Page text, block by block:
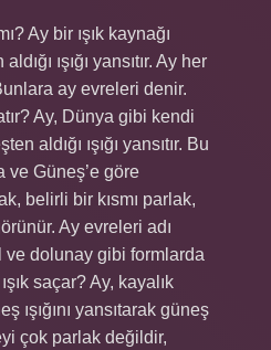
Ay bir ışık kaynağı
ışığı yansıtır. Ay her
ay evreleri denir.
Ay, Dünya gibi kendi
aldığı ışığı yansıtır. Bu
ve Güneş’e göre
belirli bir kısmı parlak,
Ay evreleri adı
ve dolunay gibi formlarda
saçar? Ay, kayalık
ışığını yansıtarak güneş
çok parlak değildir,